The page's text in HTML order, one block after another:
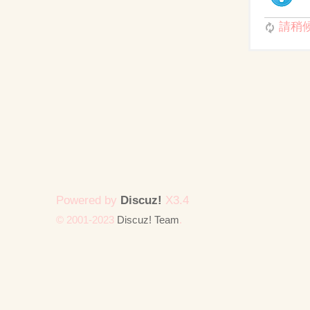
請稍
Powered by Discuz! X3.4
© 2001-2023 Discuz! Team.